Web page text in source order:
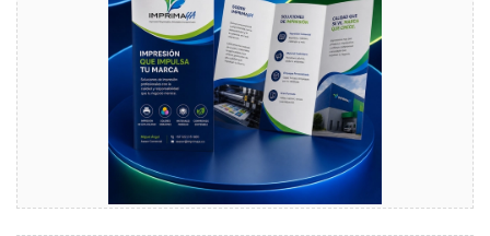
Comprar